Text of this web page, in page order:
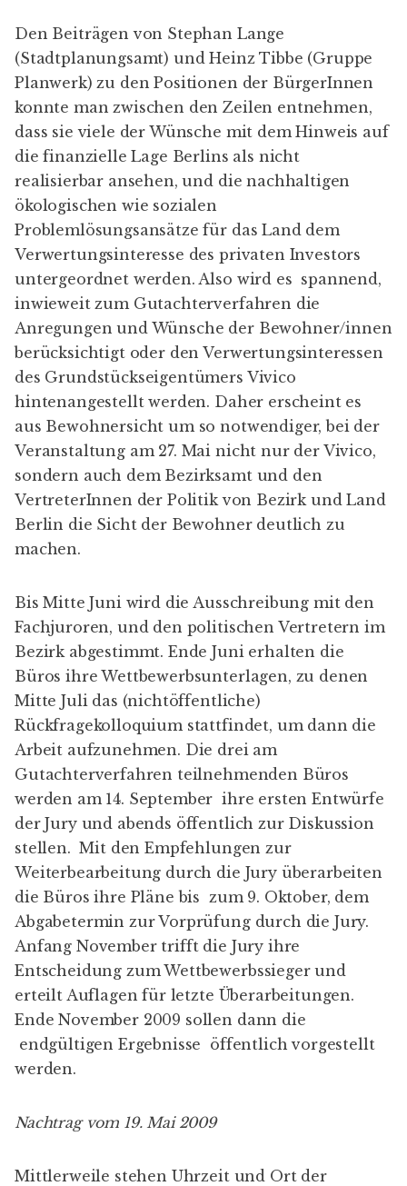
Den Beiträgen von Stephan Lange
(Stadtplanungsamt) und Heinz Tibbe (Gruppe
Planwerk) zu den Positionen der BürgerInnen
konnte man zwischen den Zeilen entnehmen,
dass sie viele der Wünsche mit dem Hinweis auf
die finanzielle Lage Berlins als nicht
realisierbar ansehen, und die nachhaltigen
ökologischen wie sozialen
Problemlösungsansätze für das Land dem
Verwertungsinteresse des privaten Investors
untergeordnet werden. Also wird es spannend,
inwieweit zum Gutachterverfahren die
Anregungen und Wünsche der Bewohner/innen
berücksichtigt oder den Verwertungsinteressen
des Grundstückseigentümers Vivico
hintenangestellt werden. Daher erscheint es
aus Bewohnersicht um so notwendiger, bei der
Veranstaltung am 27. Mai nicht nur der Vivico,
sondern auch dem Bezirksamt und den
VertreterInnen der Politik von Bezirk und Land
Berlin die Sicht der Bewohner deutlich zu
machen.
Bis Mitte Juni wird die Ausschreibung mit den
Fachjuroren, und den politischen Vertretern im
Bezirk abgestimmt. Ende Juni erhalten die
Büros ihre Wettbewerbsunterlagen, zu denen
Mitte Juli das (nichtöffentliche)
Rückfragekolloquium stattfindet, um dann die
Arbeit aufzunehmen. Die drei am
Gutachterverfahren teilnehmenden Büros
werden am 14. September ihre ersten Entwürfe
der Jury und abends öffentlich zur Diskussion
stellen. Mit den Empfehlungen zur
Weiterbearbeitung durch die Jury überarbeiten
die Büros ihre Pläne bis zum 9. Oktober, dem
Abgabetermin zur Vorprüfung durch die Jury.
Anfang November trifft die Jury ihre
Entscheidung zum Wettbewerbssieger und
erteilt Auflagen für letzte Überarbeitungen.
Ende November 2009 sollen dann die
endgültigen Ergebnisse öffentlich vorgestellt
werden.
Nachtrag vom 19. Mai 2009
Mittlerweile stehen Uhrzeit und Ort der